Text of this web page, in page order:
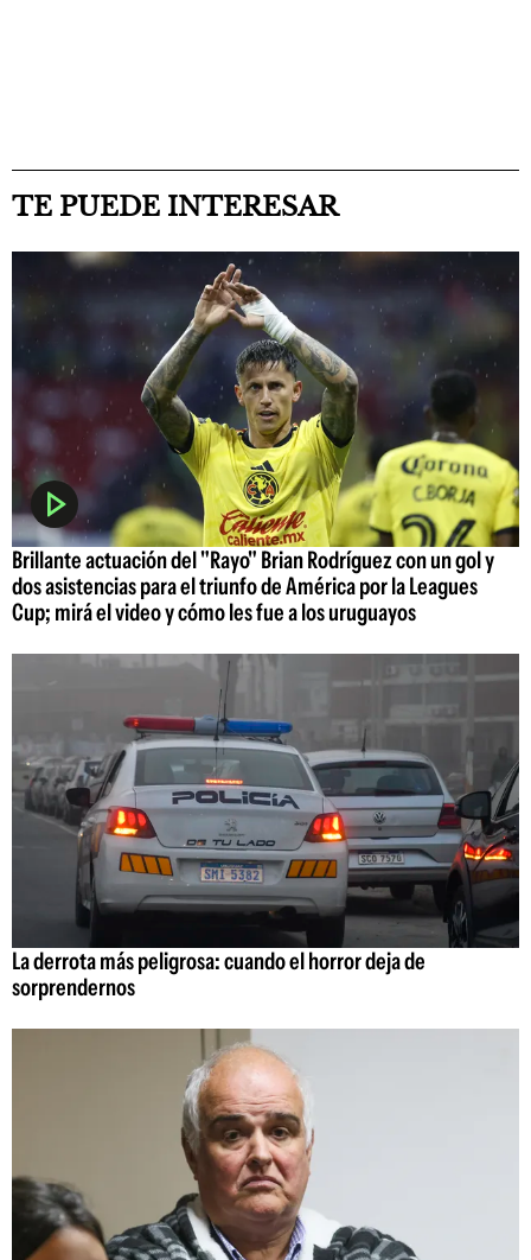
TE PUEDE INTERESAR
Brillante actuación del "Rayo" Brian Rodríguez con un gol y
dos asistencias para el triunfo de América por la Leagues
Cup; mirá el video y cómo les fue a los uruguayos
La derrota más peligrosa: cuando el horror deja de
sorprendernos